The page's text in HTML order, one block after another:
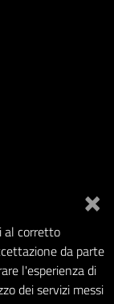
×
al corretto
da parte
l'esperienza di
dei servizi messi